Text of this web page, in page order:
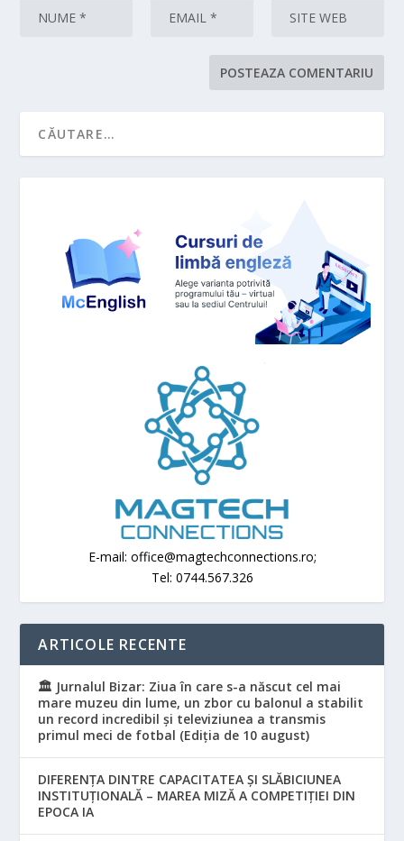
E-mail: office@magtechconnections.ro;
Tel: 0744.567.326
ARTICOLE RECENTE
🏛️ Jurnalul Bizar: Ziua în care s-a născut cel mai
mare muzeu din lume, un zbor cu balonul a stabilit
un record incredibil și televiziunea a transmis
primul meci de fotbal (Ediția de 10 august)
DIFERENȚA DINTRE CAPACITATEA ȘI SLĂBICIUNEA
INSTITUȚIONALĂ – MAREA MIZĂ A COMPETIȚIEI DIN
EPOCA IA